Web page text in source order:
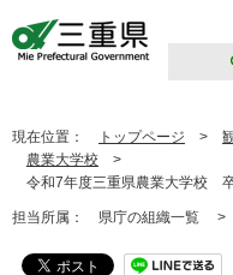
現在位置： トップページ >
農業大学校 >
令和7年度三重県農業大学校
担当所属： 県庁の組織一覧 >